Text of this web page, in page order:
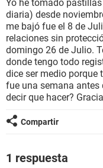
SEXUALIDAD
GLOSARIO
Yo he tomado
diaria) desde
me bajó fue el 8 de
relaciones sin
domingo 26 de Julio.
donde tengo todo
dice ser medio porque
fue una semana antes
decir que hacer?
Compartir
1 respuesta